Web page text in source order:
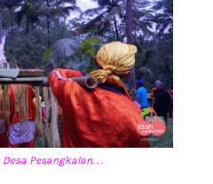
Pesangkalan. . .